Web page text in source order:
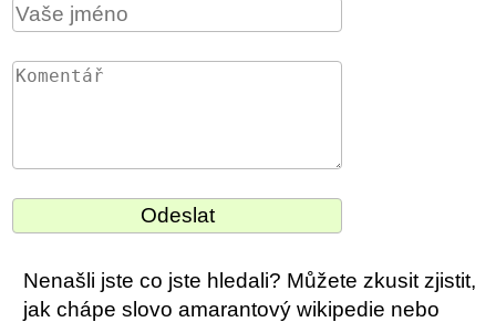
Nenašli jste co jste hledali? Můžete zkusit zjistit,
jak chápe slovo amarantový wikipedie nebo